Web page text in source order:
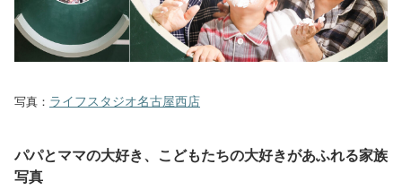
写真： ライフスタジオ名古屋西店
パパとママの大好き、こどもたちの大好きがあふれる家族
写真